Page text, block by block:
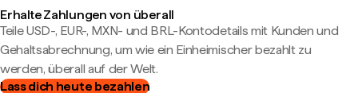
Erhalte Zahlungen von überall
Teile USD-, EUR-, MXN- und BRL-Kontodetails mit Kunden und
Gehaltsabrechnung, um wie ein Einheimischer bezahlt zu
werden, überall auf der Welt.
Lass dich heute bezahlen